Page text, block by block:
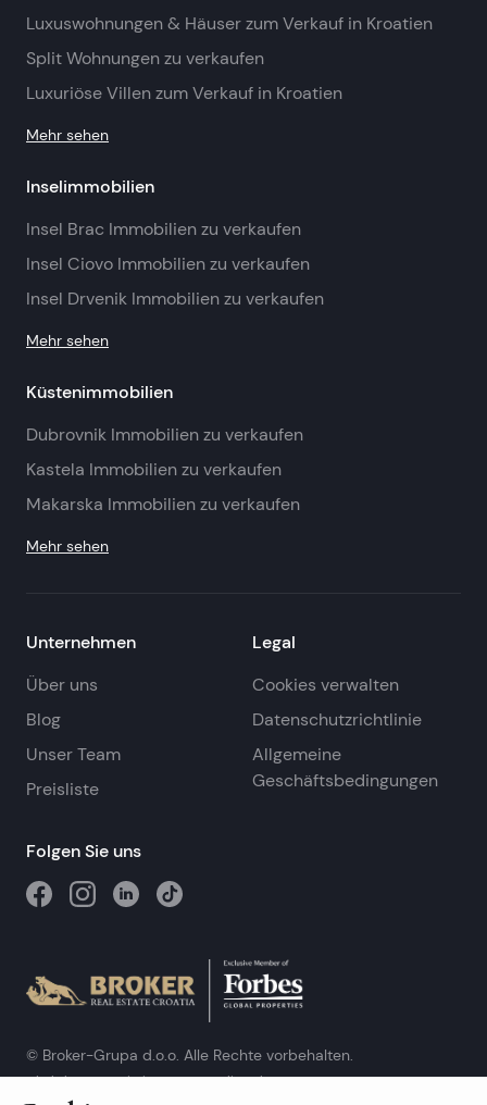
Luxuswohnungen & Häuser zum Verkauf in Kroatien
Split Wohnungen zu verkaufen
Luxuriöse Villen zum Verkauf in Kroatien
Mehr sehen
Inselimmobilien
Insel Brac Immobilien zu verkaufen
Insel Ciovo Immobilien zu verkaufen
Insel Drvenik Immobilien zu verkaufen
Mehr sehen
Küstenimmobilien
Dubrovnik Immobilien zu verkaufen
Kastela Immobilien zu verkaufen
Makarska Immobilien zu verkaufen
Mehr sehen
Unternehmen
Über uns
Blog
Unser Team
Preisliste
Legal
Cookies verwalten
Datenschutzrichtlinie
Allgemeine
Geschäftsbedingungen
Folgen Sie uns
© Broker-Grupa d.o.o. Alle Rechte vorbehalten.
Obala kneza Branimira 1, 21000 Split-Phone: +385 98 384 007